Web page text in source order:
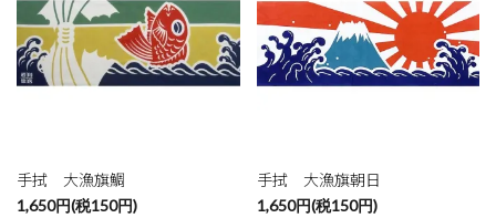
手拭 大漁旗鯛
1,650円(税150円)
手拭 大漁旗朝日
1,650円(税150円)